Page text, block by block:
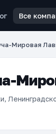
Все
Мировая